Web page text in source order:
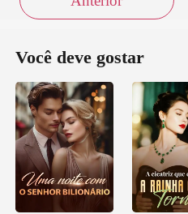
Você deve gostar